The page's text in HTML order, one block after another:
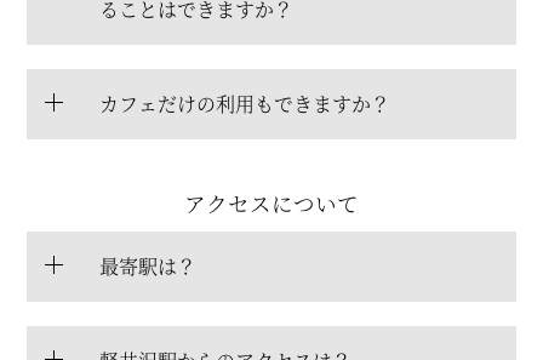
ることはできますか？
カフェだけの利用もできますか？
アクセスについて
最寄駅は？